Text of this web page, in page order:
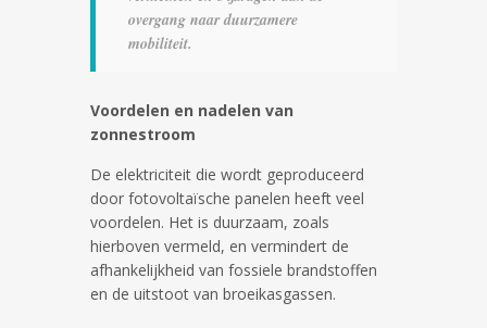
overgang naar duurzamere
mobiliteit.
Voordelen en nadelen van
zonnestroom
De elektriciteit die wordt geproduceerd
door fotovoltaïsche panelen heeft veel
voordelen. Het is duurzaam, zoals
hierboven vermeld, en vermindert de
afhankelijkheid van fossiele brandstoffen
en de uitstoot van broeikasgassen.